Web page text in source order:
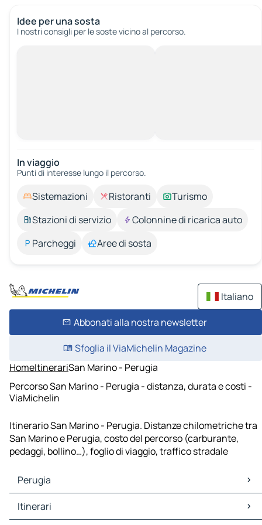
Idee per una sosta
I nostri consigli per le soste vicino al percorso.
In viaggio
Punti di interesse lungo il percorso.
Sistemazioni Ristoranti
Turismo
Stazioni di servizio
Colonnine di ricarica auto
Parcheggi
Aree di sosta
Italiano
Abbonati alla nostra newsletter
Sfoglia il ViaMichelin Magazine
HomeItinerariSan Marino - Perugia
Percorso San Marino - Perugia - distanza, durata e costi -
ViaMichelin
Itinerario San Marino - Perugia. Distanze chilometriche tra
San Marino e Perugia, costo del percorso (carburante,
pedaggi, bollino…), foglio di viaggio, traffico stradale
Perugia
Perugia Mappe Piantine
Perugia Traffico
Itinerari